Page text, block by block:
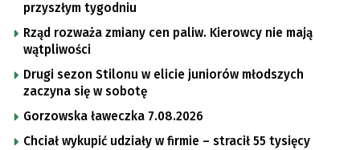
przyszłym tygodniu
Rząd rozważa zmiany cen paliw. Kierowcy nie mają
wątpliwości
Drugi sezon Stilonu w elicie juniorów młodszych
zaczyna się w sobotę
Gorzowska ławeczka 7.08.2026
Chciał wykupić udziały w firmie – stracił 55 tysięcy